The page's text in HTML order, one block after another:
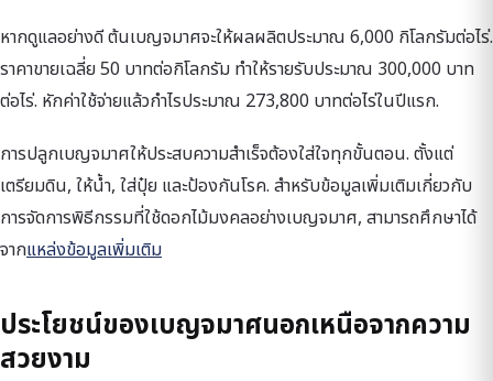
หากดูแลอย่างดี ต้นเบญจมาศจะให้ผลผลิตประมาณ 6,000 กิโลกรัมต่อไร่.
ราคาขายเฉลี่ย 50 บาทต่อกิโลกรัม ทำให้รายรับประมาณ 300,000 บาท
ต่อไร่. หักค่าใช้จ่ายแล้วกำไรประมาณ 273,800 บาทต่อไร่ในปีแรก.
การปลูกเบญจมาศให้ประสบความสำเร็จต้องใส่ใจทุกขั้นตอน. ตั้งแต่
เตรียมดิน, ให้น้ำ, ใส่ปุ๋ย และป้องกันโรค. สำหรับข้อมูลเพิ่มเติมเกี่ยวกับ
การจัดการพิธีกรรมที่ใช้ดอกไม้มงคลอย่างเบญจมาศ, สามารถศึกษาได้
จากแหล่งข้อมูลเพิ่มเติม
ประโยชน์ของเบญจมาศนอกเหนือจากความ
สวยงาม